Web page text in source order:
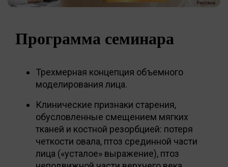
Программа семинара
Трехмерная концепция объемного
моделирования лица.
Клинические признаки старения,
обусловленные смещением мягких
тканей и костной резорбцией: потеря
четкости овала, птоз срединной части
лица («усталое» выражение), птоз